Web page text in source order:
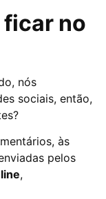
ficar no
nós
sociais, então,
às
pelos
,